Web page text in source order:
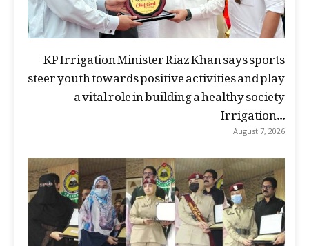
KP Irrigation Minister Riaz Khan says sports
steer youth towards positive activities and play
a vital role in building a healthy society
Irrigation...
August 7, 2026